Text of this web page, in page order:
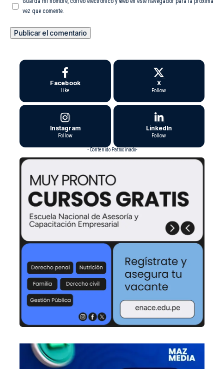
vez que comente.
Facebook
Like
X
Follow
Instagram
Follow
LinkedIn
Follow
- Contenido Patrocinado-